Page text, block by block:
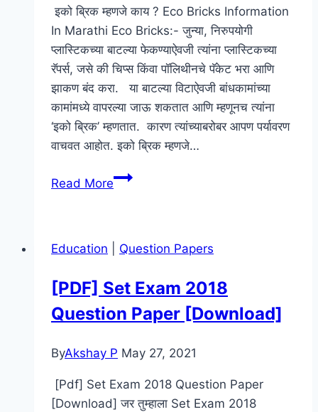
इको ब्रिक म्हणजे काय ? Eco Bricks Information
In Marathi Eco Bricks:- जुन्या, निरुपयोगी
प्लास्टिकच्या बाटल्या फेकण्याऐवजी त्यांना प्लास्टिकच्या
रॅपर्स, जसे की चिप्स किंवा पॉलिथीनचे पॅकेट भरा आणि
झाकण बंद करा. या बाटल्या विटाऐवजी बांधकामांच्या
कामांमध्ये वापरल्या जाऊ शकतात आणि म्हणूनच त्यांना
‘इको ब्रिक’ म्हणतात. कारण त्यांच्याबरोबर आपण पर्यावरण
वाचवत आहोत. इको ब्रिक म्हणजे…
Read Moreइको
?
Bricks
Information
Marathi
Education Question Papers
[PDF] Set Exam 2018
Question Paper [Download]
ByAkshay P May 27, 2021
[Pdf] Set Exam 2018 Question Paper
[Download] जर तुम्हाला Set Exam 2018